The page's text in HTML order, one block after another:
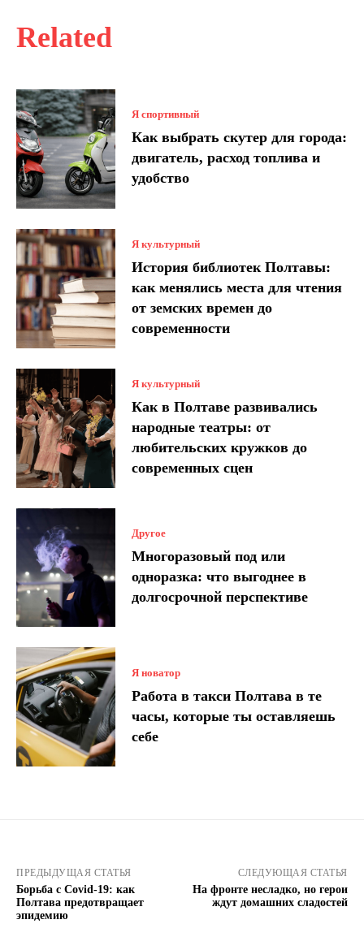
Related
Я спортивный
Как выбрать скутер для города:
двигатель, расход топлива и
удобство
Я культурный
История библиотек Полтавы:
как менялись места для чтения
от земских времен до
современности
Я культурный
Как в Полтаве развивались
народные театры: от
любительских кружков до
современных сцен
Другое
Многоразовый под или
одноразка: что выгоднее в
долгосрочной перспективе
Я новатор
Работа в такси Полтава в те
часы, которые ты оставляешь
себе
ПРЕДЫДУЩАЯ СТАТЬЯ
Борьба с Covid-19: как
Полтава предотвращает
эпидемию
СЛЕДУЮЩАЯ СТАТЬЯ
На фронте несладко, но герои
ждут домашних сладостей